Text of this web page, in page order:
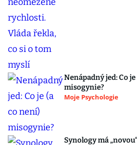
Nenápadný jed: Co
misogynie?
Moje Psychologie
Synology má